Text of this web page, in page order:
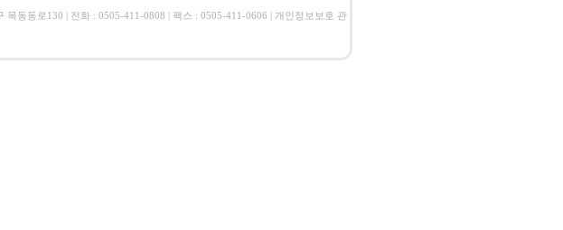
습니다. 다만 회원님이 공개 및 제공을 동의한 경우 또는 회사의 이용
가 요구되고 적법한 절차에 의해 관련 정부 기관의 요구가 있을 경우
동동로130 | 전화 : 0505-411-0808 | 팩스 : 0505-411-0606 | 개인정보보호 관